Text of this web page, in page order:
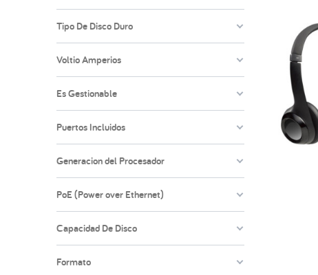
Tipo De Disco Duro
Voltio Amperios
Es Gestionable
Puertos Incluidos
Generacion del Procesador
PoE (Power over Ethernet)
Capacidad De Disco
Formato